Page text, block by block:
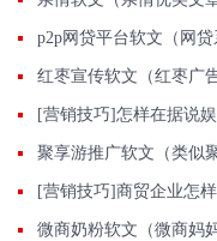
p2p网贷平台软文（网贷
红枣宣传软文（红枣广
[营销技巧]怎样在据说
聚享游推广软文（类似
微商奶粉软文（微商妈